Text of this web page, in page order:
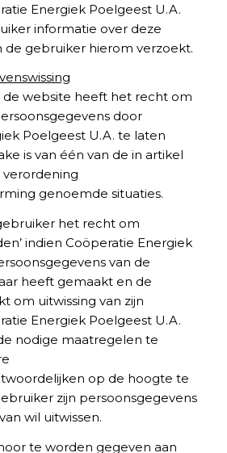
Energiek Poelgeest U.A.
informatie over deze
de gebruiker hierom verzoekt.
de website heeft het recht om
door
Poelgeest U.A. te laten
is van één van de in artikel
verordening
genoemde situaties.
het recht om
indien Coöperatie Energiek
van de
heeft gemaakt en de
om uitwissing van zijn
Energiek Poelgeest U.A.
nodige maatregelen te
op de hoogte te
zijn persoonsgegevens
wil uitwissen.
te worden gegeven aan